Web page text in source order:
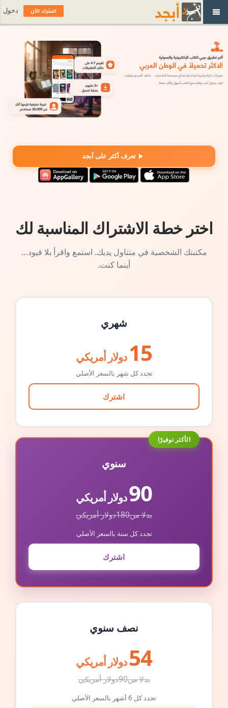
تعرف أكثر على أبجد
اختر خطة الاشتراك المناسبة لك
مكتبتك الشخصية في متناول يديك. استمع واقرأ بلا قيود…
أينما كنت.
شهري
15 دولار أمريكي
تجدد كل شهر بالسعر الأصلي
اشترك
الأكثر توفيرًا
سنوي
90دولار أمريكي
بدلا من180دولار أمريكي
تجدد كل سنة بالسعر الأصلي
اشترك
نصف سنوي
54 دولار أمريكي
بدلا من90دولار أمريكي
تجدد كل 6 أشهر بالسعر الأصلي
اشترك الآن دخول